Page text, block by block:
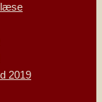
læse
2019